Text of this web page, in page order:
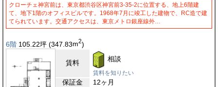
クローチェ神宮前は、東京都渋谷区神宮前3-35-2に位置する、地上6階建
て、地下1階のオフィスビルです。1968年7月に竣工した建物で、RC造で建
てられています。交通アクセスは、東京メトロ銀座線外…
6階 105.22坪 (347.83m2)
賃料 相談
賃料を知りたい
保証金
12ヶ月